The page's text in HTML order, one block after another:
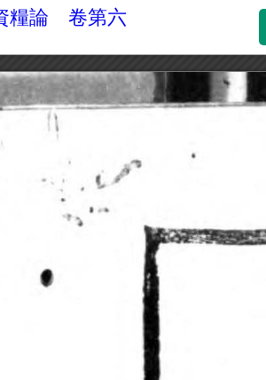
糧論 卷第六